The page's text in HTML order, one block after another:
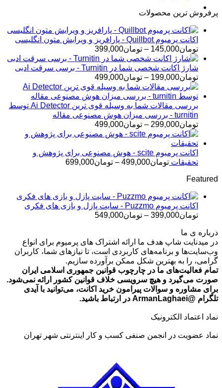
پرفروش ترین محصولات
اکانت پرمیوم Quillbot - پارافریز و ویرایش متون انگلیسی
تومان145,000
– تومان399,000محدوده
قیمت:
تومان145,000
تا
تومان399,000
شارژ اکانت شخصی شما در Turnitin - برسی سرقت ادبی
تومان199,000
– تومان499,000محدوده
قیمت:
تومان199,000
تا
تومان499,000
بررسی مقالات شما به وسیله قوی ترین Ai Detector توسط
turnitin - بررسی میزان هوش مصنوعی مقاله
تومان299,000
– تومان499,000محدوده
قیمت:
تا
تومان499,000
اکانت پرمیوم scite - هوش مصنوعی برای پژوهش و
تحقیقات تومان499,000
– تومان699,000محدوده
تومان699,000
Featured
اکانت پرمیوم Puzzmo - سایت پازل و بازی های فکری
تومان399,000
– تومان549,000
تا
تومان549,000
درباره ی ما
در میدنایت شاپ هدف ما ارائه اشتراک های پرمیوم برای انواع
وب‌سایت‌ها و برنامه‌های کاربردی است، تا نیازهای شما، کاربران
گرامی، را به بهترین شکل ممکن برآورده سازیم.
تمام فعالیت‌های ما در چارچوب قوانین جمهوری اسلامی ایران
صورت می‌گیرد و هیچ سرویسی خلاف قوانین کشور ارائه نمی‌شود.
برای مشاوره و سوالات پیرامون خرید اکانت، می‌توانید با آیدی
تلگرام @ArmanLaghaei در ارتباط باشید.
نماد اعتماد الکترونیک
نماد عضویت در انجمن صنفی کسب و کار اینترنتی شهر تهران